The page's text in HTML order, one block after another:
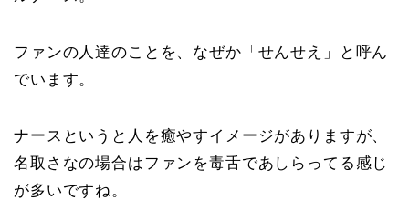
ファンの人達のことを、なぜか「せんせえ」と呼ん
でいます。
ナースというと人を癒やすイメージがありますが、
名取さなの場合はファンを毒舌であしらってる感じ
が多いですね。